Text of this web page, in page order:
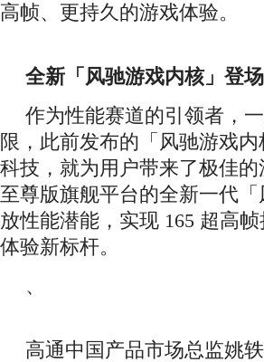
高帧、更持久的游戏体验。
全新「风驰游戏内核」登
作为性能赛道的引领者，
限，此前发布的「风驰游戏
科技，就为用户带来了极佳
至尊版旗舰平台的全新一代
放性能潜能，实现 165 超高
体验新标杆。
、
高通中国产品市场总监姚